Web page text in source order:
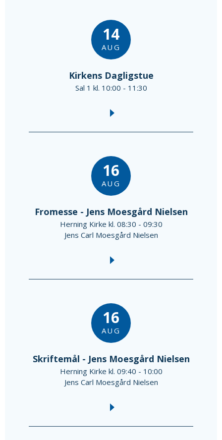
14
AUG
Kirkens Dagligstue
Sal 1 kl. 10:00 - 11:30
16
AUG
Fromesse - Jens Moesgård Nielsen
Herning Kirke kl. 08:30 - 09:30
Jens Carl Moesgård Nielsen
16
AUG
Skriftemål - Jens Moesgård Nielsen
Herning Kirke kl. 09:40 - 10:00
Jens Carl Moesgård Nielsen